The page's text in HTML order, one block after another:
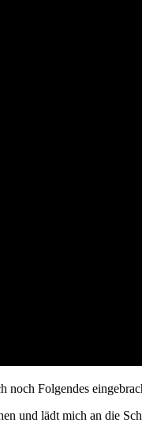
noch Folgendes
und lädt mich an die